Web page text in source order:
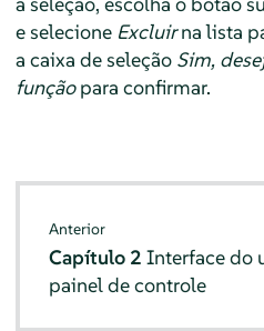
e selecione Excluirna lista
a caixa de seleção Sim,
funçãopara confirmar.
Anterior
Capítulo 2Interface do
painel de controle